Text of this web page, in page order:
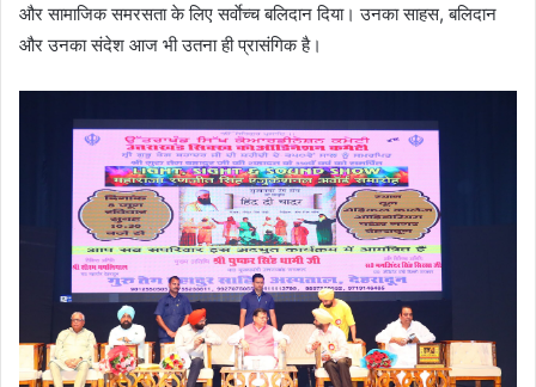
और सामाजिक समरसता के लिए सर्वाेच्च बलिदान दिया। उनका साहस, बलिदान
और उनका संदेश आज भी उतना ही प्रासंगिक है।